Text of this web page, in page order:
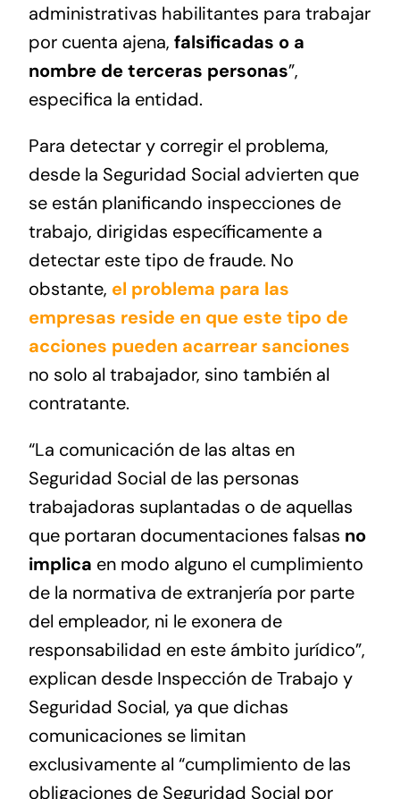
administrativas habilitantes para trabajar
por cuenta ajena, falsificadas o a
nombre de terceras personas”,
especifica la entidad.
Para detectar y corregir el problema,
desde la Seguridad Social advierten que
se están planificando inspecciones de
trabajo, dirigidas específicamente a
detectar este tipo de fraude. No
obstante, el problema para las
empresas reside en que este tipo de
acciones pueden acarrear sanciones
no solo al trabajador, sino también al
contratante.
“La comunicación de las altas en
Seguridad Social de las personas
trabajadoras suplantadas o de aquellas
que portaran documentaciones falsas no
implica en modo alguno el cumplimiento
de la normativa de extranjería por parte
del empleador, ni le exonera de
responsabilidad en este ámbito jurídico”,
explican desde Inspección de Trabajo y
Seguridad Social, ya que dichas
comunicaciones se limitan
exclusivamente al “cumplimiento de las
obligaciones de Seguridad Social por